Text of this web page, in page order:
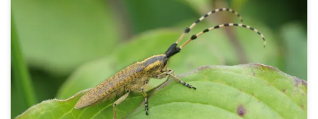
Les agapanthies font partie des Longicornes caractérisés par des
antennes plus longues que le corps. L’agapanthie de Dahl est
une espèce méridionale qui remonte jusqu’au Bassin Parisien et
qui apprécie les chardons et les cirses. L’aiguille à moustaches
Agapanthia dahli Richter,1820. POSITION SYSTÉMATIQUE : Insecte,
Coléoptère, Famille des Cerambycidae, sous-famille des
Lamiinae, tribu […]